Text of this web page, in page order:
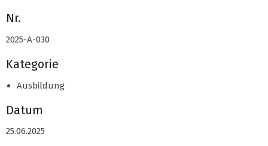
Nr.
2025-A-030
Kategorie
Ausbildung
Datum
25.06.2025